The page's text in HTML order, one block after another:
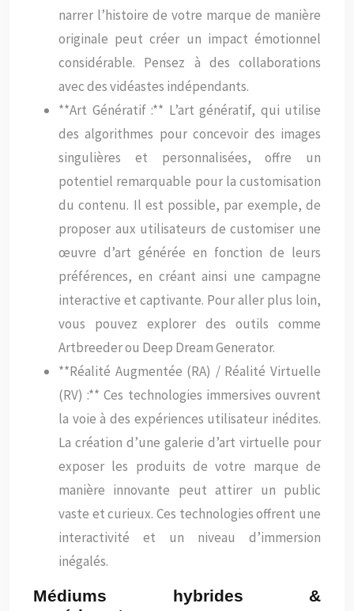
narrer l’histoire de votre marque de manière
originale peut créer un impact émotionnel
considérable. Pensez à des collaborations
avec des vidéastes indépendants.
**Art Génératif :** L’art génératif, qui utilise
des algorithmes pour concevoir des images
singulières et personnalisées, offre un
potentiel remarquable pour la customisation
du contenu. Il est possible, par exemple, de
proposer aux utilisateurs de customiser une
œuvre d’art générée en fonction de leurs
préférences, en créant ainsi une campagne
interactive et captivante. Pour aller plus loin,
vous pouvez explorer des outils comme
Artbreeder ou Deep Dream Generator.
**Réalité Augmentée (RA) / Réalité Virtuelle
(RV) :** Ces technologies immersives ouvrent
la voie à des expériences utilisateur inédites.
La création d’une galerie d’art virtuelle pour
exposer les produits de votre marque de
manière innovante peut attirer un public
vaste et curieux. Ces technologies offrent une
interactivité et un niveau d’immersion
inégalés.
Médiums hybrides &